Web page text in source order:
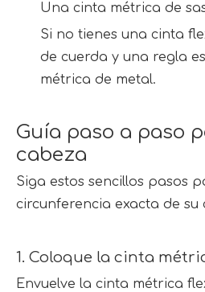
Una cinta métrica de
Si no tienes una cinta
de cuerda y una regla
métrica de metal.
Guía paso a paso
cabeza
Siga estos sencillos pasos
circunferencia exacta de su
1. Coloque la cinta
Envuelve la cinta métrica